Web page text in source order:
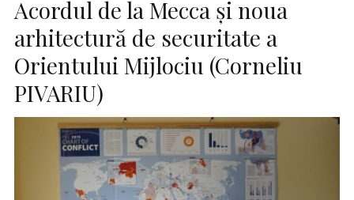
Acordul de la Mecca și noua
arhitectură de securitate a
Orientului Mijlociu (Corneliu
PIVARIU)